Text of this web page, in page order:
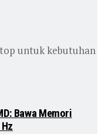
untuk kebutuhan
Bawa Memori